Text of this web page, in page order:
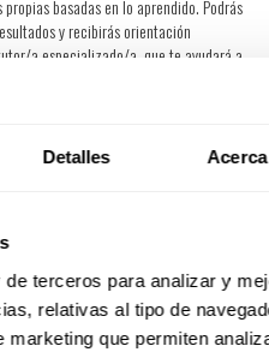
Detalles
terceros para analizar y
relativas al tipo de
marketing que permiten
basadas en lo aprendido. Podrás
y recibirás orientación
a especializado/a, que te ayudará a
sector.